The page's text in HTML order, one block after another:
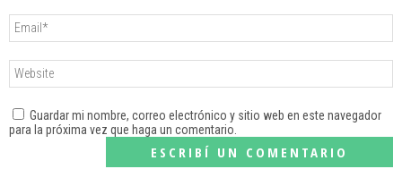
Guardar mi nombre, correo electrónico y sitio web en este navegador
para la próxima vez que haga un comentario.